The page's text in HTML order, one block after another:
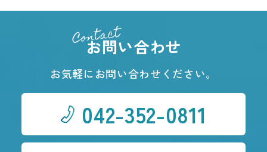
Contact
お問い合わせ
お気軽にお問い合わせください。
042-352-0811